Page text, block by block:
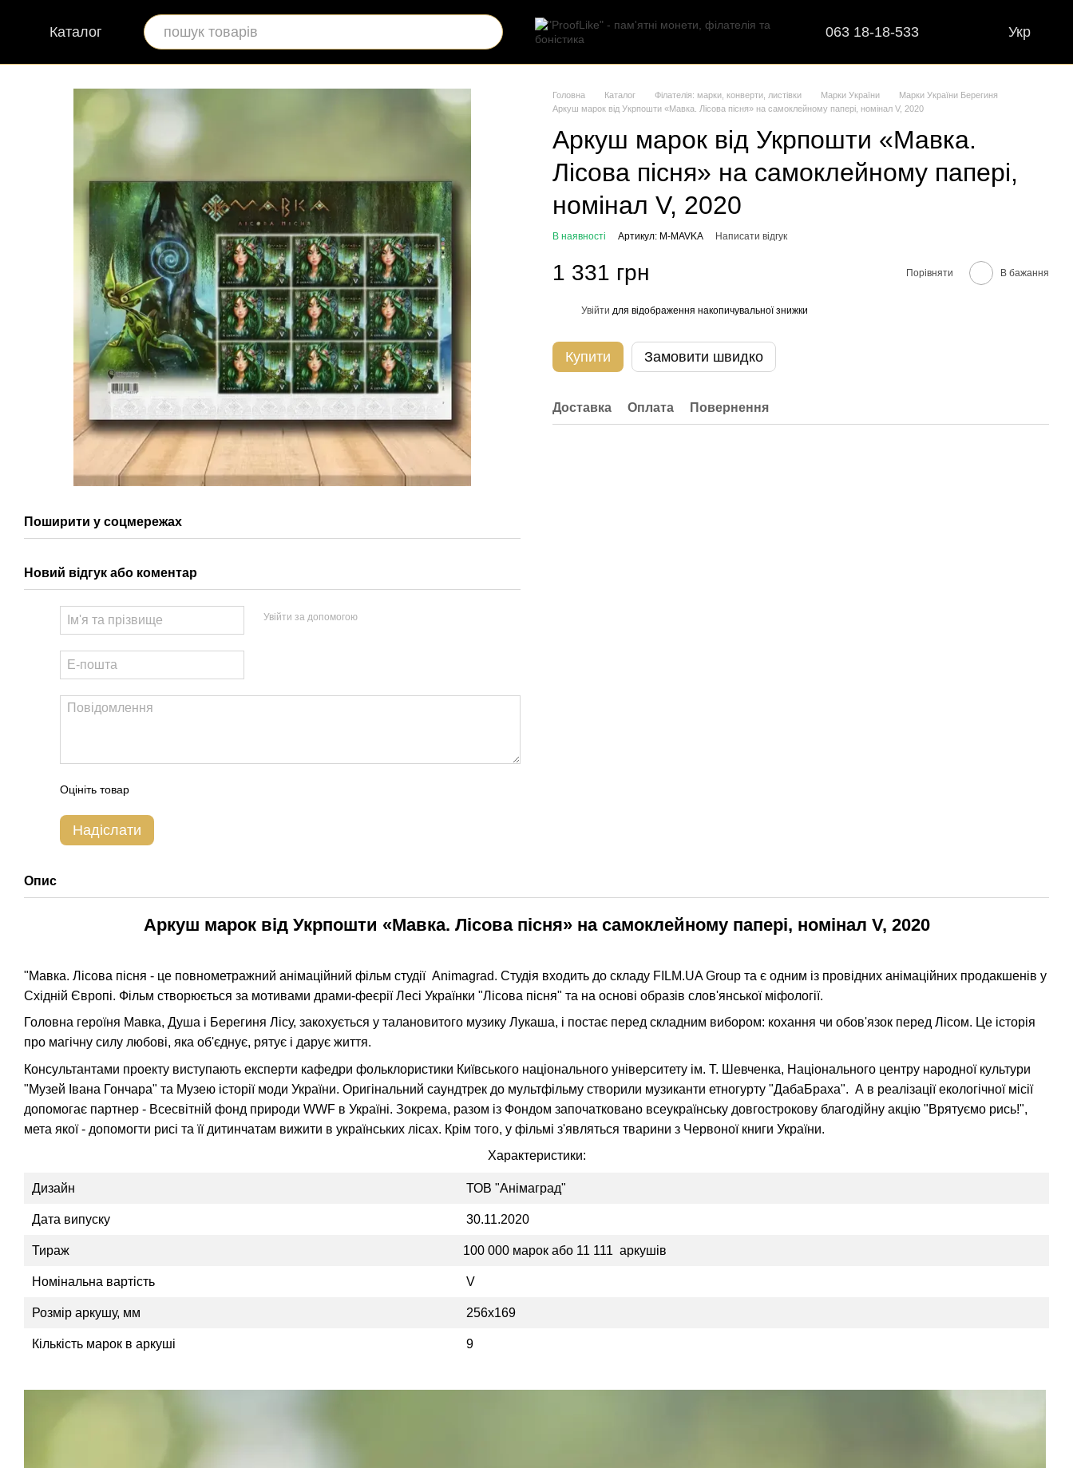
Перейти до основного контенту
Каталог 063 18-18-533 Укр
Поширити у соцмережах
Новий відгук або коментар
Увійти за допомогою
Оцініть товар
Надіслати
Головна Каталог Філателія: марки, конверти, листівки Марки України
Марки України Берегиня
Аркуш марок від Укрпошти «Мавка. Лісова пісня» на самоклейному папері, номінал V, 2020
Аркуш марок від Укрпошти «Мавка.
Лісова пісня» на самоклейному папері,
номінал V, 2020
В наявності Артикул: M-MAVKA Написати відгук
1 331 грн Порівняти В бажання
Увійти для відображення накопичувальної знижки
Купити Замовити швидко
Доставка Оплата Повернення
Опис
Аркуш марок від Укрпошти «Мавка. Лісова пісня» на самоклейному папері, номінал V, 2020
"Мавка. Лісова пісня - це повнометражний анімаційний фільм студії Animagrad. Студія входить до складу FILM.UA Group та є одним із провідних анімаційних продакшенів у
Східній Європі. Фільм створюється за мотивами драми-феєрії Лесі Українки "Лісова пісня" та на основі образів слов'янської міфології.
Головна героїня Мавка, Душа і Берегиня Лісу, закохується у талановитого музику Лукаша, і постає перед складним вибором: кохання чи обов'язок перед Лісом. Це історія
про магічну силу любові, яка об'єднує, рятує і дарує життя.
Консультантами проекту виступають експерти кафедри фольклористики Київського національного університету ім. Т. Шевченка, Національного центру народної культури
"Музей Івана Гончара" та Музею історії моди України. Оригінальний саундтрек до мультфільму створили музиканти етногурту "ДабаБраха". А в реалізації екологічної місії
допомогає партнер - Всесвітній фонд природи WWF в Україні. Зокрема, разом із Фондом започатковано всеукраїнську довгострокову благодійну акцію "Врятуємо рись!",
мета якої - допомогти рисі та її дитинчатам вижити в українських лісах. Крім того, у фільмі з'являться тварини з Червоної книги України.
Характеристики:
Дизайн ТОВ "Анімаград"
Дата випуску 30.11.2020
Тираж 100 000 марок або 11 111 аркушів
Номінальна вартість V
Розмір аркушу, мм 256х169
Кількість марок в аркуші 9